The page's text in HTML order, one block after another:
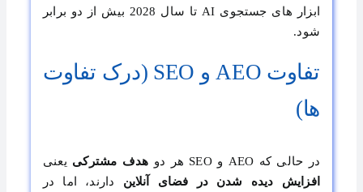
ابزار های جستجوی AI تا سال 2028 بیش از دو برابر
شود.
تفاوت AEO و SEO (درک تفاوت
ها)
در حالی که AEO و SEO هر دو هدف مشترکی یعنی
افزایش دیده شدن در فضای آنلاین دارند، اما در